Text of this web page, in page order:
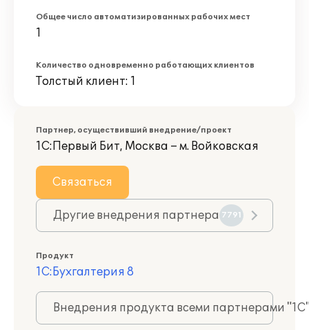
Общее число автоматизированных рабочих мест
1
Количество одновременно работающих клиентов
Толстый клиент: 1
Партнер, осуществивший внедрение/проект
1С:Первый Бит, Москва – м. Войковская
Связаться
Другие внедрения партнера 7791
Продукт
1С:Бухгалтерия 8
Внедрения продукта всеми партнерами